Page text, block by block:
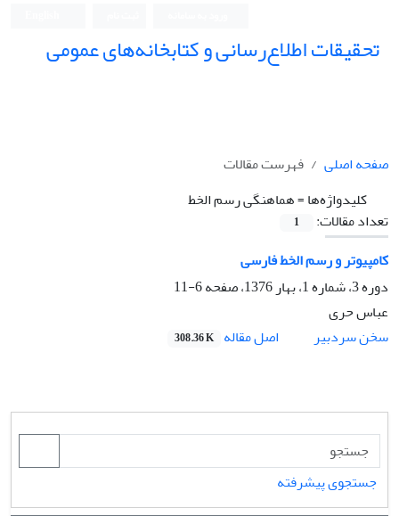
تحقیقات اطلاع‌رسانی و کتابخانه‌های عمومی
صفحه اصلی
فهرست مقالات
کلیدواژه‌ها =هماهنگی رسم الخط
تعداد مقالات:
1
کامپیوتر و رسم الخط فارسی
دوره 3، شماره 1، بهار 1376، صفحه
6-11
عباس حری
سخن سردبیر
اصل مقاله 308.36 K
جستجوی پیشرفته